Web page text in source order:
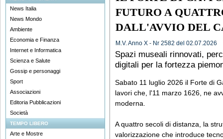
News Italia
News Mondo
Ambiente
Economia e Finanza
Internet e Informatica
Scienza e Salute
Gossip e personaggi
Sport
Associazioni
Editoria Pubblicazioni
Società
TEMPO LIBERO
Arte e Mostre
FUTURO A
DALL'AVVIO DEL
M.V. Anno X - Nr 2582 del 02.07.2026
Spazi museali rinnovati,
digitali per la fortezza
Sabato 11 luglio 2026 il Forte di
lavori che, l'11 marzo 1626, ne
moderna.
A quattro secoli di distanza, la
valorizzazione che introduce